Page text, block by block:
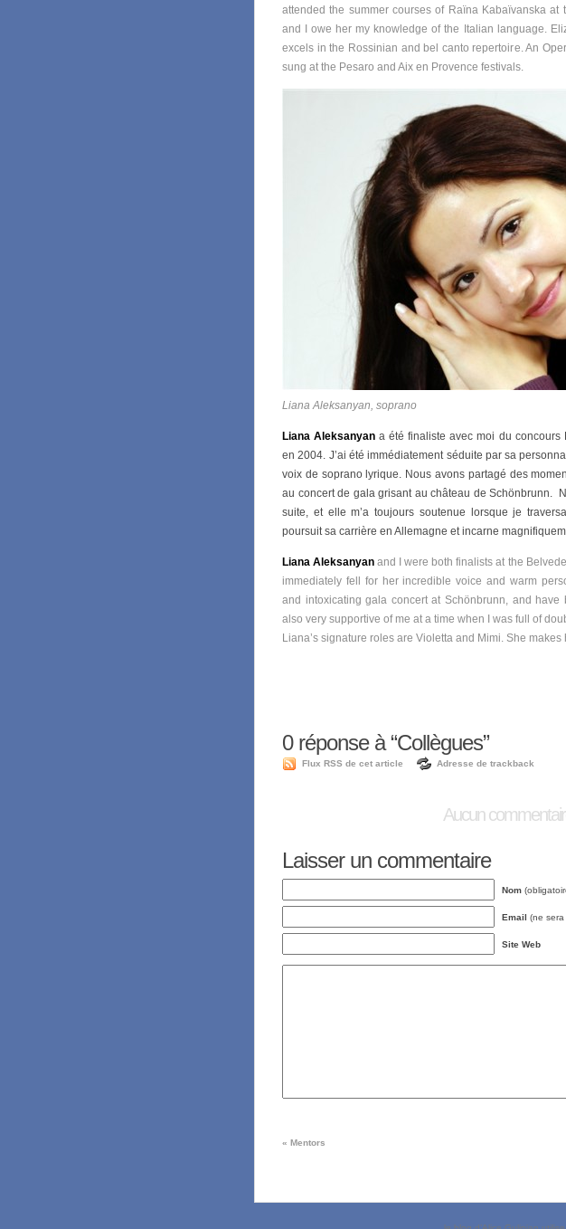
attended the summer courses of Raïna Kabaïvanska at
and I owe her my knowledge of the Italian language.
excels in the Rossinian and bel canto repertoire. An
sung at the Pesaro and Aix en Provence festivals.
Liana Aleksanyan, soprano
Liana Aleksanyan a été finaliste avec moi du concours
en 2004. J’ai été immédiatement séduite par sa
voix de soprano lyrique. Nous avons partagé des
au concert de gala grisant au château de Schönbrunn.
suite, et elle m’a toujours soutenue lorsque je
poursuit sa carrière en Allemagne et incarne
Liana Aleksanyan and I were both finalists at the
immediately fell for her incredible voice and warm
and intoxicating gala concert at Schönbrunn, and
also very supportive of me at a time when I was full of
Liana’s signature roles are Violetta and Mimi. She
0réponse à “Collègues”
Flux RSS de cet article Adresse de trackback
Aucun
Laisser un commentaire
Nom
Email (ne
Site Web
« Mentors